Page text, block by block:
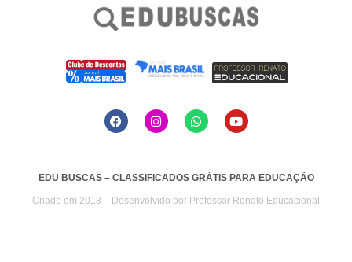
EDU BUSCAS – CLASSIFICADOS GRÁTIS PARA EDUCAÇÃO
Criado em 2018 – Desenvolvido por Professor Renato Educacional